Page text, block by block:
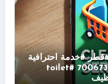
#خدمة احترافية
لضمان النظافة التامة 70067311 #toilet